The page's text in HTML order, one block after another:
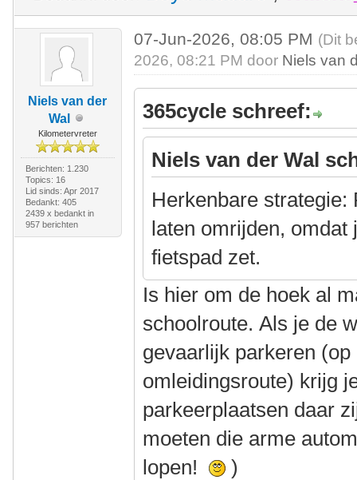
Niels van der
Wal
Kilometervreter
Berichten: 1.230
Topics: 16
Lid sinds: Apr 2017
Bedankt: 405
2439 x bedankt in
957 berichten
07-Jun-2026, 08:05 PM (Dit
2026, 08:21 PM door Niels van
365cycle schreef:
Niels van der Wal
Herkenbare
laten omrijden, omdat
fietspad zet.
Is hier om de hoek al
schoolroute. Als je de
gevaarlijk parkeren
omleidingsroute) krijg
parkeerplaatsen daar
moeten die arme
lopen!
)